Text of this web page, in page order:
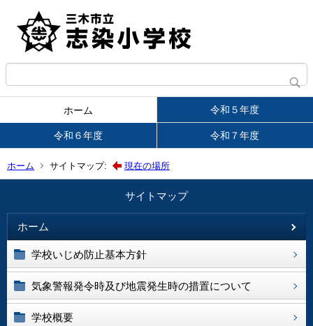
ホーム 令和５年度
令和６年度 令和７年度
ホーム サイトマップ: 現在の場所
サイトマップ
ホーム
学校いじめ防止基本方針
気象警報発令時及び地震発生時の措置について
学校概要